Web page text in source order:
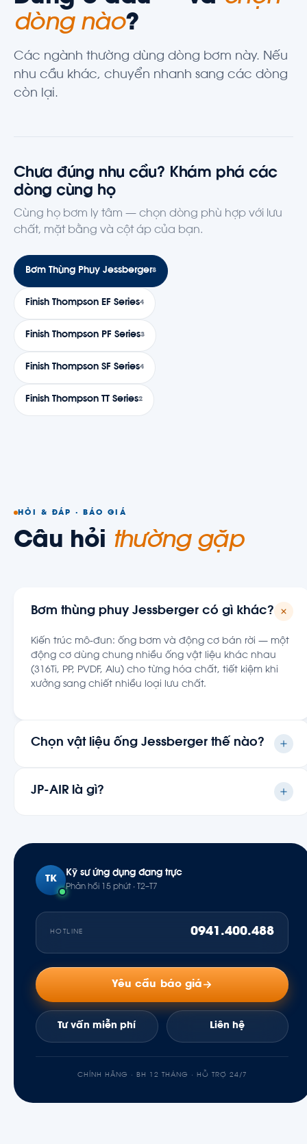
dòng nào?
Các ngành thường dùng dòng bơm này. Nếu
nhu cầu khác, chuyển nhanh sang các dòng
còn lại.
Chưa đúng nhu cầu? Khám phá các
dòng cùng họ
Cùng họ bơm ly tâm — chọn dòng phù hợp với lưu
chất, mặt bằng và cột áp của bạn.
Bơm Thùng Phuy Jessberger8
Finish Thompson EF Series4
Finish Thompson PF Series3
Finish Thompson SF Series4
Finish Thompson TT Series2
HỎI & ĐÁP · BÁO GIÁ
Câu hỏi thường gặp
Bơm thùng phuy Jessberger có gì khác?
Kiến trúc mô-đun: ống bơm và động cơ bán rời — một
động cơ dùng chung nhiều ống vật liệu khác nhau
(316Ti, PP, PVDF, Alu) cho từng hóa chất, tiết kiệm khi
xưởng sang chiết nhiều loại lưu chất.
Chọn vật liệu ống Jessberger thế nào?
mòn mạnh; inox 316Ti cho dung môi và ứng dụng thực
phẩm; nhôm Alu cho dầu khoáng, dầu nhờn. Nêu tên
JP-AIR là gì?
cháy nổ có sẵn trong danh mục.
TK
Kỹ sư ứng dụng đang trực
Phản hồi 15 phút · T2–T7
HOTLINE 0941.400.488
Yêu cầu báo giá
Tư vấn miễn phí Liên hệ
CHÍNH HÃNG · BH 12 THÁNG · HỖ TRỢ 24/7